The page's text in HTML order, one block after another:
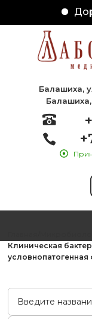
Балашиха,
Клиническая